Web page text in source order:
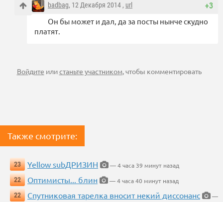
+3
badbag, 12 Декабря 2014 , url
Он бы может и дал, да за посты нынче скудно
платят.
Войдите илистаньте участником, чтобы комментировать
Также смотрите:
23 Yellow subДРИЗИН
— 4 часа 39 минут назад
22
Оптимисты... блин
— 4 часа 40 минут назад
22
Спутниковая тарелка вносит некий диссонанс
—